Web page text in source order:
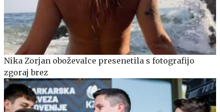
Nika Zorjan oboževalce presenetila s fotografijo
zgoraj brez